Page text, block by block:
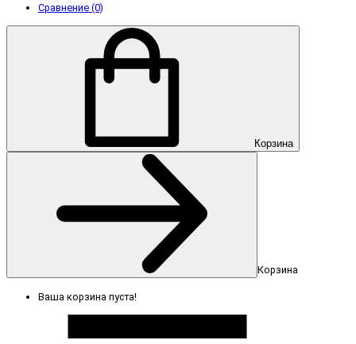
Сравнение (0)
Корзина
Корзина
Ваша корзина пуста!